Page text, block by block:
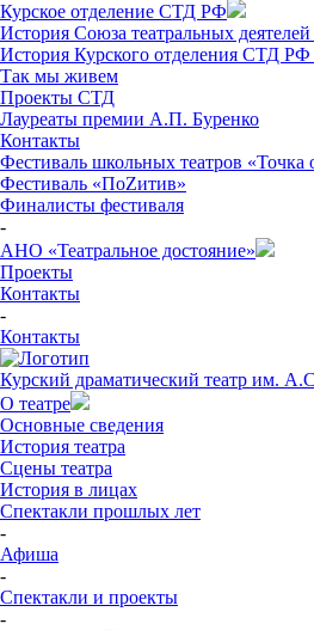
Курское отделение СТД РФ
История Союза театральных
История Курского отделения СТД
Так мы живем
Проекты СТД
Лауреаты премии А.П. Буренко
Контакты
Фестиваль школьных театров «Точка
Фестиваль «ПоZитив»
Финалисты фестиваля
-
АНО «Театральное достояние»
Проекты
Контакты
-
Контакты
Курский драматический театр им.
О театре
Основные сведения
История театра
Сцены театра
История в лицах
Спектакли прошлых лет
-
Афиша
-
Спектакли и проекты
-